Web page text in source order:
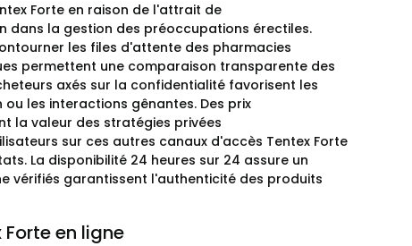
Forte en raison de l'attrait de
dans la gestion des préoccupations érectiles.
les files d'attente des pharmacies
permettent une comparaison transparente des
axés sur la confidentialité favorisent les
les interactions gênantes. Des prix
la valeur des stratégies privées
sur ces autres canaux d'accès Tentex Forte
La disponibilité 24 heures sur 24 assure un
vérifiés garantissent l'authenticité des produits
en ligne